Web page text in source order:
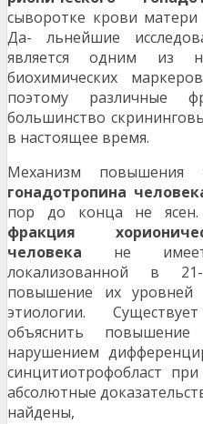
сыворотке крови
Да- льнейшие
является одним из
биохимических
поэтому различные
большинство
в настоящее время.
Механизм повышения
гонадотропина
пор до конца не
фракция
человека не
локализованной в
повышение их
этиологии.
объяснить
нарушением
синцитиотрофобласт
абсолютные
найдены,